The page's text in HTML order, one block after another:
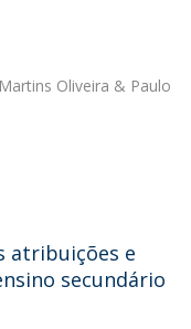
Oliveira & Paulo
atribuições e
secundário